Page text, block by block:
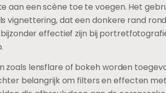
aan een scène toe te voegen. Het
vignettering, dat een donkere rand
effectief zijn bij
zoals lensflare of bokeh worden
belangrijk om filters en effecten